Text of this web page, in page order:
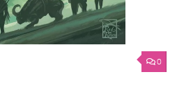
0